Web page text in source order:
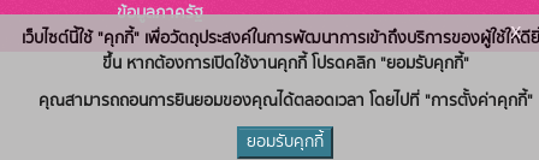
ข้อมูลภาครัฐ
เว็บไซต์นี้ใช้ "คุกกี้" เพื่อวัตถุประสงค์ในการพัฒนาการเข้าถึงบริการของผู้ใช้ให้ดี
ขึ้น หากต้องการเปิดใช้งานคุกกี้ โปรดคลิก "ยอมรับคุกกี้"
คุณสามารถถอนการยินยอมของคุณได้ตลอดเวลา โดยไปที่ "การตั้งค่าคุกกี้"
ยอมรับคุกกี้
x